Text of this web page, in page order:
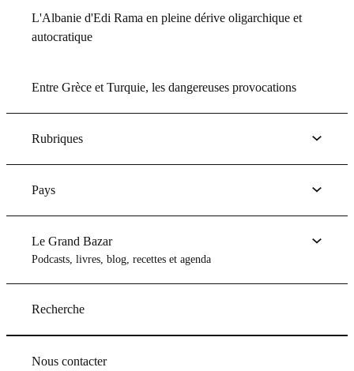
L'Albanie d'Edi Rama en pleine dérive oligarchique et
autocratique
Entre Grèce et Turquie, les dangereuses provocations
Rubriques
Pays
Le Grand Bazar
Podcasts, livres, blog, recettes et agenda
Recherche
Nous contacter